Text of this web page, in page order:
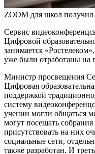
ZOOM для школ
Сервис
Цифровой
занимается
уже были отработаны на
Министр просвещения
Цифровая
поддержкой
систему
учении могли общаться
могут посещать
присутствовать на них
социальные сети,
также разработан. И